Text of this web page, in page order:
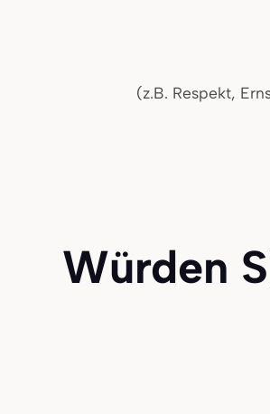
(z.B. Respekt,
Würden